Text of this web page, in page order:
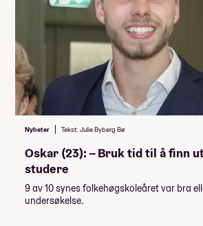
Lån og stipend
Stipend fra Lånekassen
Lån fra Lånekassen
-
Les mer om priser, lån og stipend
Studiestøtten for neste år vedtas av
Stortinget i desember, ny beløp for
Summen du må dekke
Nyheter Tekst: Julie Byberg Bø
Oskar (23): – Bruk tid til å finn
studere
9 av 10 synes folkehøgskoleåret var bra
undersøkelse.